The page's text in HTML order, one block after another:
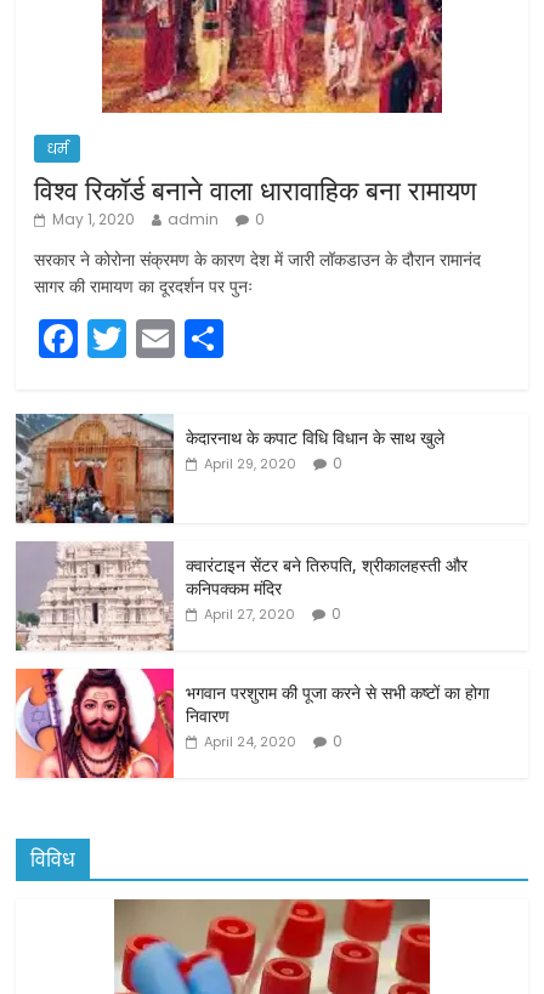
धर्म
विश्व रिकॉर्ड बनाने वाला धारावाहिक बना रामायण
May 1, 2020 admin 0
सरकार ने कोरोना संक्रमण के कारण देश में जारी लॉकडाउन के दौरान रामानंद
सागर की रामायण का दूरदर्शन पर पुनः
F
a
c
e
b
o
o
k
T
w
itt
er
E
m
ai ar
e
केदारनाथ के कपाट विधि विधान के साथ खुले
April 29, 2020 0
क्वारंटाइन सेंटर बने तिरुपति, श्रीकालहस्ती और
कनिपक्कम मंदिर
April 27, 2020 0
भगवान परशुराम की पूजा करने से सभी कष्टों का होगा
निवारण
April 24, 2020 0
विविध